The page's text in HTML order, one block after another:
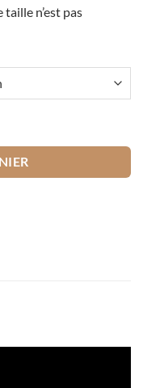
n’est pas